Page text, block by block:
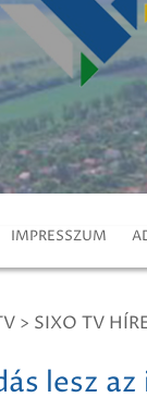
IMPRESSZUM
> SIXO TV
lesz